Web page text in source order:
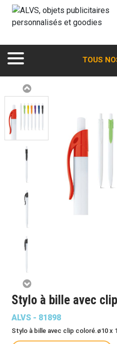
TOUS
Stylo à bille avec
ALVS - 81898
Stylo à bille avec clip coloré.ø10 x